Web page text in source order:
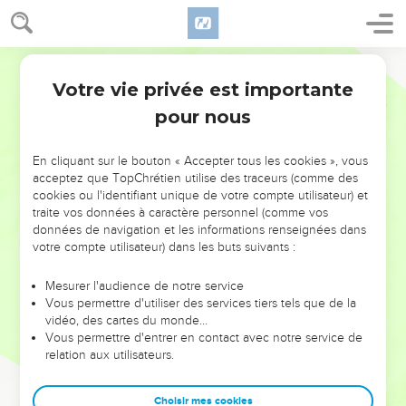
NE MANQUEZ PAS L’ÉVÉNEMENT
DE L’ANNÉE !
ET SI LEURS ERREURS POUVAIENT VOUS ÉVITER LES
VOTRES ?
leur foi ou leur vision. Mais on voit moins les doutes, les erreurs
et les saisons difficiles qu'ils ont traversés, alors même que ce
sont elles qui les ont façonnés.
Dans cette conférence, leaders, entrepreneurs, et responsables
clés pour avancer avec plus de sagesse afin que leurs erreurs
Votre vie privée est importante
pour nous
En cliquant sur le bouton « Accepter tous les cookies », vous
acceptez que TopChrétien utilise des traceurs (comme des
cookies ou l'identifiant unique de votre compte utilisateur) et
traite vos données à caractère personnel (comme vos
données de navigation et les informations renseignées dans
votre compte utilisateur) dans les buts suivants :
Mesurer l'audience de notre service
Vous permettre d'utiliser des services tiers tels que de la
vidéo, des cartes du monde…
Vous permettre d'entrer en contact avec notre service de
relation aux utilisateurs.
Choisir mes cookies